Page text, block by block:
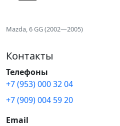
Mazda, 6 GG (2002—2005)
Контакты
Телефоны
+7 (953) 000 32 04
+7 (909) 004 59 20
Email